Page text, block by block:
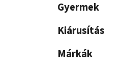
Gyermek
Kiárusítás
Márkák